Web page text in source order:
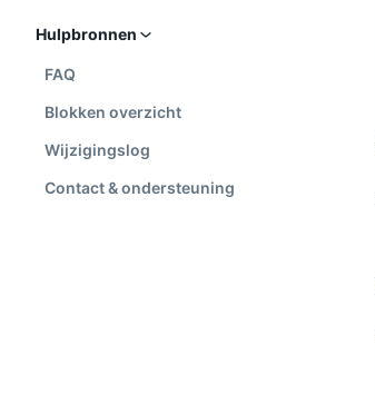
Hulpbronnen
FAQ
Blokken overzicht
Wijzigingslog
Contact & ondersteuning